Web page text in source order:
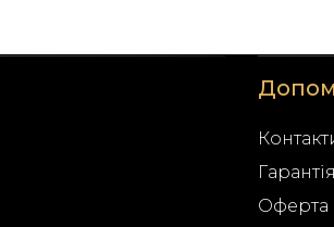
Гарантія
Оферта